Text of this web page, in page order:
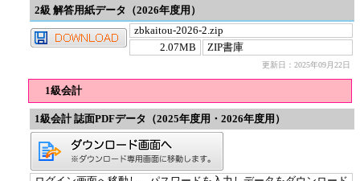
2級 解答用紙データ（2026年度用）
zbkaitou-2026-2.zip
2.07MB
ZIP書庫
更新日：2025年09月22日
1級会計
1級会計 誌面PDFデータ（2025年度用・2026年度用）